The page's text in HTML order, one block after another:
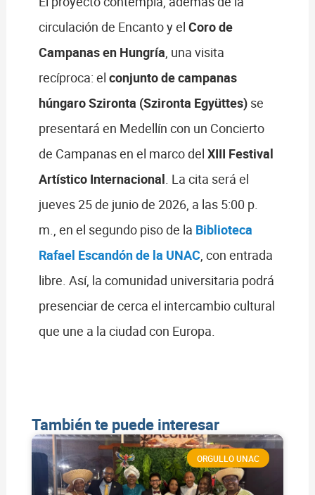
circulación de Encanto y el Coro de
Campanas en Hungría, una visita
recíproca: el conjunto de campanas
húngaro Szironta (Szironta Együttes)se
presentará en Medellín con un Concierto
de Campanas en el marco del XIII Festival
Artístico Internacional. La cita será el
jueves 25 de junio de 2026, a las 5:00 p.
m., en el segundo piso de la Biblioteca
Rafael Escandón de la UNAC, con entrada
libre. Así, la comunidad universitaria podrá
presenciar de cerca el intercambio cultural
que une a la ciudad con Europa.
También te puede interesar
ORGULLO UNAC